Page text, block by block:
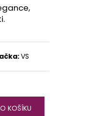
VS
KOŠÍKU